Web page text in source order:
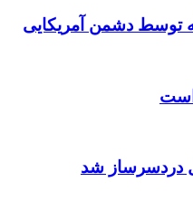
توسط دشمن آمریکایی
است
دردسرساز شد